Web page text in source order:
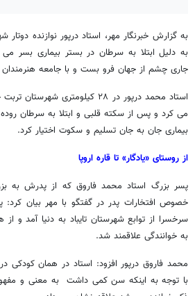
به گزارش خبرنگار مهر، استاد درپور نوازنده
به دلیل ابتلا به سرطان در بستر بیماری بسر می
جاری چشم از جهان فرو بست و با جامعه هنرمندان
استاد محمد درپور در ۲۸ کیلومتری
می کرد و پس از سکته قلبی و ابتلا به سرطان
بیماری جان به جان تسلیم و سکوت اختیار کرد.
از روستای «یادگار» تا قاره اروپا
پسر بزرگ استاد محمد فاروق که از پدرش به
به خوانندگی علاقمند شد.
محمد فاروق درپور افزود: استاد در همان
با توجه به اینکه سن کمی داشت به معنی و